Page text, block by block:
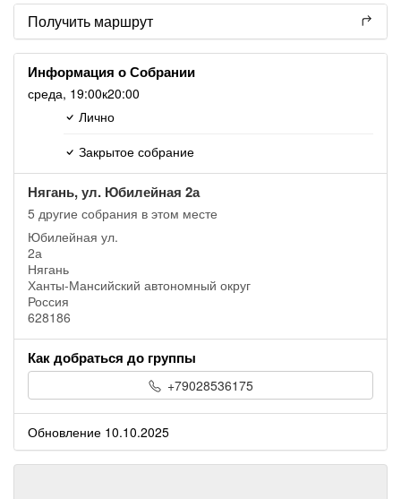
Получить маршрут
Информация о Собрании
среда, 19:00к20:00
Лично
Закрытое собрание
Нягань, ул. Юбилейная 2а
5 другие собрания в этом месте
Юбилейная ул.
2а
Нягань
Ханты-Мансийский автономный округ
Россия
628186
Как добраться до группы
+79028536175
Обновление 10.10.2025